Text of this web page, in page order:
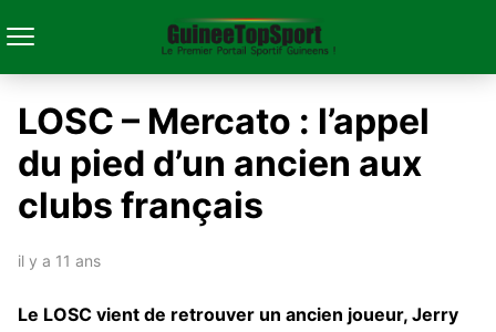
LOSC – Mercato : l’appel
du pied d’un ancien aux
clubs français
il y a 11 ans
Le LOSC vient de retrouver un ancien joueur, Jerry